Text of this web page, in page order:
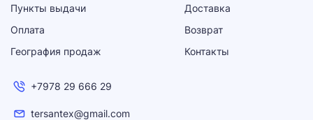
Пункты выдачи
Доставка
Оплата
Возврат
География продаж
Контакты
+7978 29 666 29
tersantex@gmail.com